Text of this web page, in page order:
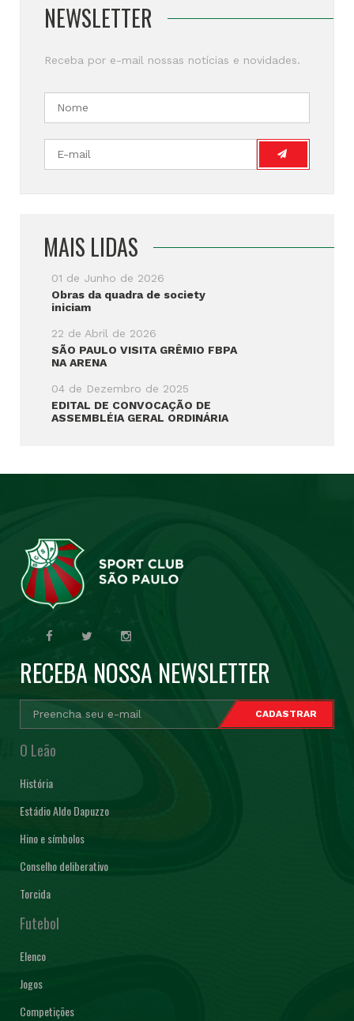
NEWSLETTER
Receba por e-mail nossas notícias e novidades.
MAIS LIDAS
01 de Junho de 2026
Obras da quadra de society
iniciam
22 de Abril de 2026
SÃO PAULO VISITA GRÊMIO FBPA
NA ARENA
04 de Dezembro de 2025
EDITAL DE CONVOCAÇÃO DE
ASSEMBLÉIA GERAL ORDINÁRIA
RECEBA NOSSA NEWSLETTER
O Leão
História
Estádio Aldo Dapuzzo
Hino e símbolos
Conselho deliberativo
Torcida
Futebol
Elenco
Jogos
Competições